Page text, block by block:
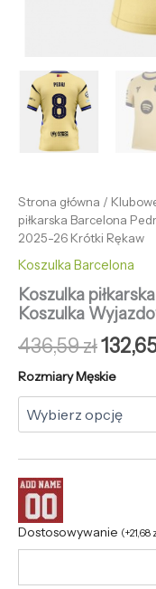
Strona główna /
piłkarska Barcelona
2025-26 Krótki Rękaw
Koszulka Barcelona
Koszulka
Koszulka
436,59zł
Rozmiary Męskie
Dostosowywanie (+21,68